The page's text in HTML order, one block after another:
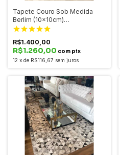
Tapete Couro Sob Medida
Berlim (10x10cm)
Marfim/Creme
R$1.400,00
R$1.260,00 com pix
12 x de R$116,67 sem juros